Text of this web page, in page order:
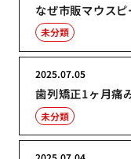
なぜ市販マウス
未分類
歯列矯正1ヶ月痛
2025.07.05
未分類